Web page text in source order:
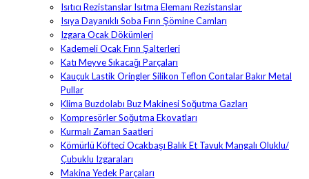
Isıtıcı Rezistanslar Isıtma Elemanı Rezistanslar
Isıya Dayanıklı Soba Fırın Şömine Camları
Izgara Ocak Dökümleri
Kademeli Ocak Fırın Şalterleri
Katı Meyve Sıkacağı Parçaları
Kauçuk Lastik Oringler Silikon Teflon Contalar Bakır Metal
Pullar
Klima Buzdolabı Buz Makinesi Soğutma Gazları
Kompresörler Soğutma Ekovatları
Kurmalı Zaman Saatleri
Kömürlü Köfteci Ocakbaşı Balık Et Tavuk Mangalı Oluklu/
Çubuklu Izgaraları
Makina Yedek Parçaları